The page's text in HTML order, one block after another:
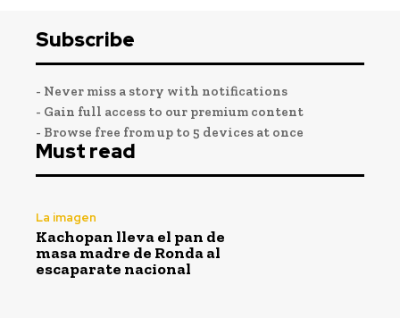
Subscribe
- Never miss a story with notifications
- Gain full access to our premium content
- Browse free from up to 5 devices at once
Must read
La imagen
Kachopan lleva el pan de
masa madre de Ronda al
escaparate nacional